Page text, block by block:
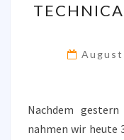
August
Nachdem
nahmen wir heute